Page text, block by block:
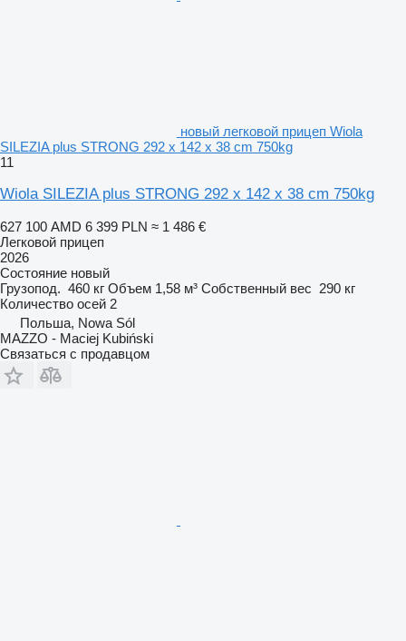
новый легковой прицеп Wiola
SILEZIA plus STRONG 292 x 142 x 38 cm 750kg
11
Wiola SILEZIA plus STRONG 292 x 142 x 38 cm 750kg
627 100 AMD 6 399 PLN ≈ 1 486 €
Легковой прицеп
2026
Состояние новый
Грузопод. 460 кг Объем 1,58 м³ Собственный вес 290 кг
Количество осей 2
Польша, Nowa Sól
MAZZO - Maciej Kubiński
Связаться с продавцом